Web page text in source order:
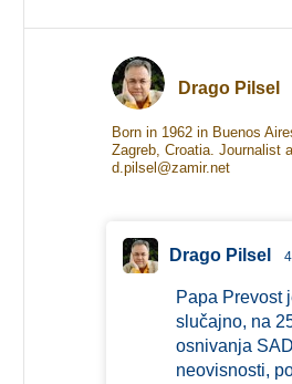
Drago Pilsel
Born in 1962 in Buenos
Zagreb, Croatia. Journalist
d.pilsel@zamir.net
Drago Pilsel
Papa Prevost
slučajno, na
osnivanja
neovisnosti,